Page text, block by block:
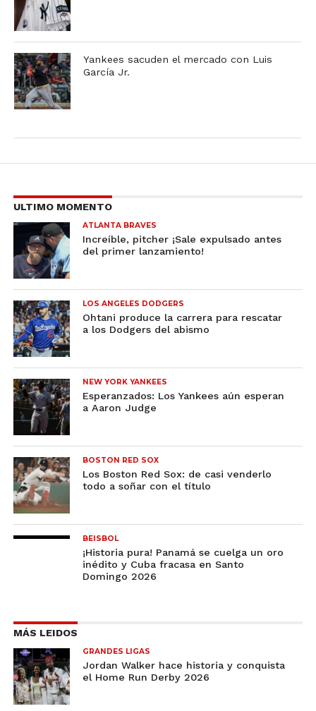
Yankees sacuden el mercado con Luis
García Jr.
ULTIMO MOMENTO
ATLANTA BRAVES
Increíble, pitcher ¡Sale expulsado antes
del primer lanzamiento!
LOS ANGELES DODGERS
Ohtani produce la carrera para rescatar
a los Dodgers del abismo
NEW YORK YANKEES
Esperanzados: Los Yankees aún esperan
a Aaron Judge
BOSTON RED SOX
Los Boston Red Sox: de casi venderlo
todo a soñar con el título
BEISBOL
¡Historia pura! Panamá se cuelga un oro
inédito y Cuba fracasa en Santo
Domingo 2026
MÁS LEIDOS
GRANDES LIGAS
Jordan Walker hace historia y conquista
el Home Run Derby 2026